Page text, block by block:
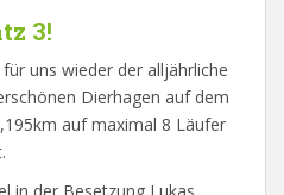
3!
uns wieder der alljährliche
Dierhagen auf dem
auf maximal 8 Läufer